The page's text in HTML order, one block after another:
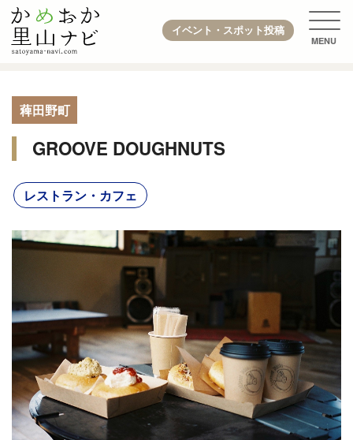
イベント・スポット投稿
薭田野町
GROOVE DOUGHNUTS
レストラン・カフェ